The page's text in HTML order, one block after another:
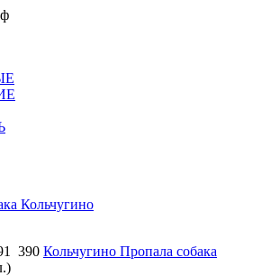
Кольчугино
390 Кольчугино Пропала собака